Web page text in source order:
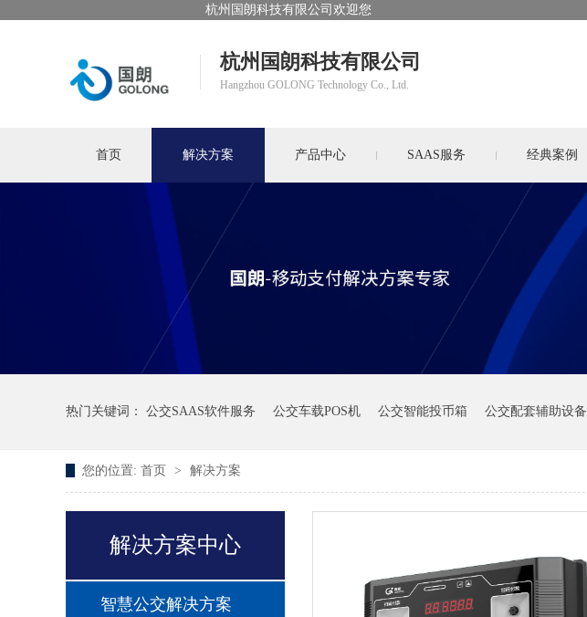
杭州国朗科技有限公司欢迎您
杭州国朗科技有限公司
Hangzhou GOLONG Technology Co., Ltd.
首页 解决方案 产品中心 SAAS服务 经典案例
热门关键词： 公交SAAS软件服务 公交车载POS机 公交智能投币箱 公交配套辅助设备
您的位置: 首页 > 解决方案
解决方案中心
智慧公交解决方案